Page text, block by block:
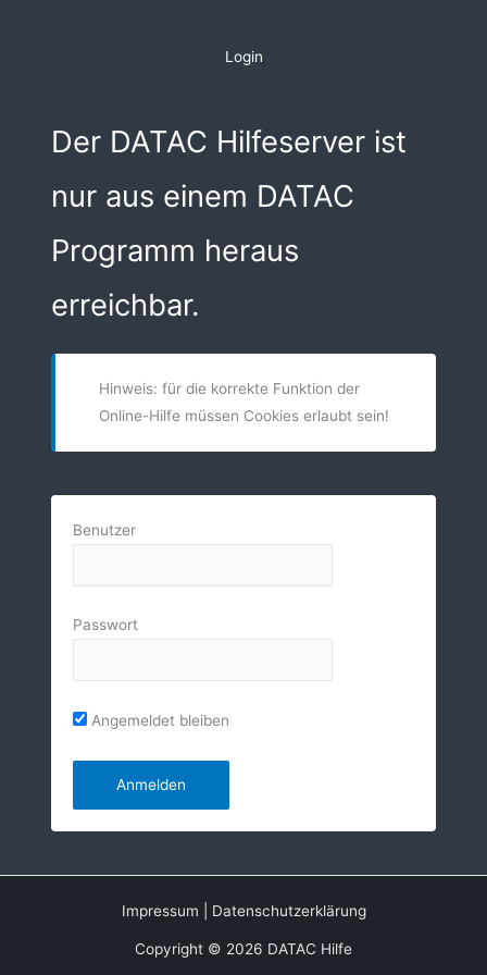
Login
Der DATAC Hilfeserver ist
nur aus einem DATAC
Programm heraus
erreichbar.
Hinweis: für die korrekte Funktion der
Online-Hilfe müssen Cookies erlaubt sein!
Benutzer
Passwort
Angemeldet bleiben
Impressum Datenschutzerklärung
Copyright © 2026 DATAC Hilfe